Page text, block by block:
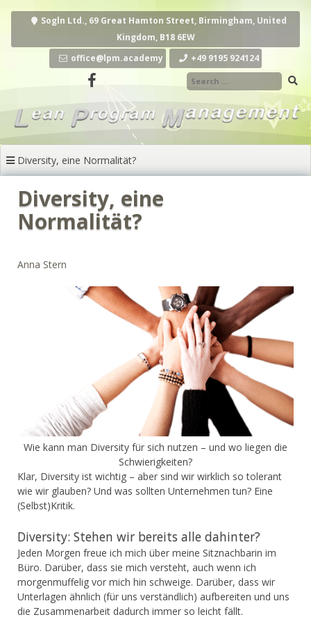
Sogln Ltd., 69 Great Hamton Street, Birmingham, United
Kingdom, B18 6EW
office@lpm.academy
+49 9195 924124‬
Diversity, eine Normalität?
Diversity, eine
Normalität?
Anna Stern
Wie kann man Diversity für sich nutzen – und wo liegen die
Schwierigkeiten?
Klar, Diversity ist wichtig – aber sind wir wirklich so tolerant
wie wir glauben? Und was sollten Unternehmen tun? Eine
(Selbst)Kritik.
Diversity: Stehen wir bereits alle dahinter?
Jeden Morgen freue ich mich über meine Sitznachbarin im
Büro. Darüber, dass sie mich versteht, auch wenn ich
morgenmuffelig vor mich hin schweige. Darüber, dass wir
Unterlagen ähnlich (für uns verständlich) aufbereiten und uns
die Zusammenarbeit dadurch immer so leicht fällt.